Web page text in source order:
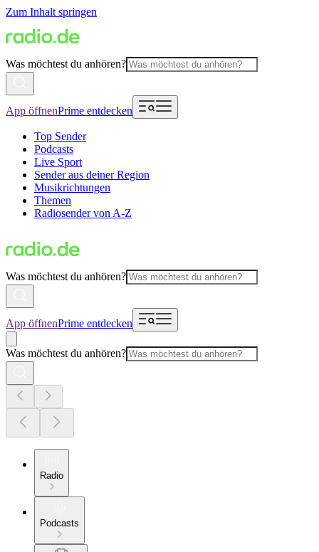
Zum Inhalt springen
Was möchtest du anhören?
App öffnenPrime entdecken
Top Sender
Podcasts
Live Sport
Sender aus deiner Region
Musikrichtungen
Themen
Radiosender von A-Z
Was möchtest du anhören?
App öffnenPrime entdecken
Was möchtest du anhören?
Radio
Podcasts